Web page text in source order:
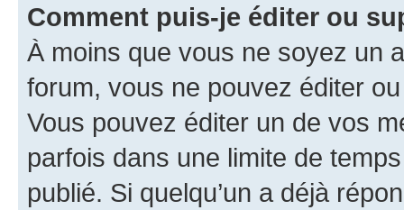
Comment puis-je éditer ou
À moins que vous ne soyez un
forum, vous ne pouvez éditer
Vous pouvez éditer un de vos
parfois dans une limite de
publié. Si quelqu’un a déjà